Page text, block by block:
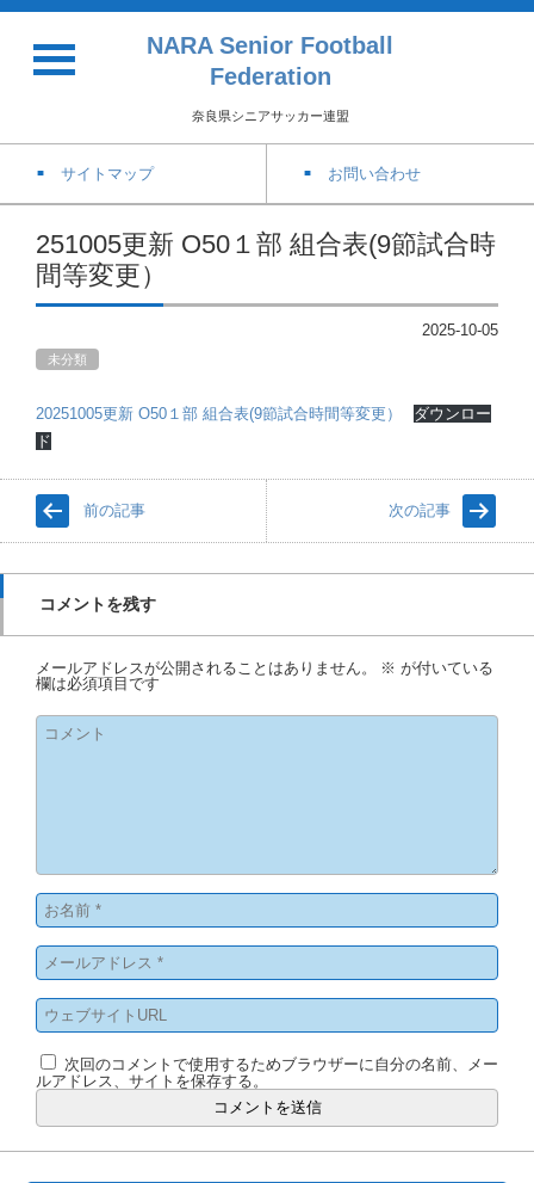
NARA Senior Football
Federation
奈良県シニアサッカー連盟
サイトマップ お問い合わせ
251005更新 O50１部 組合表(9節試合時
間等変更）
2025-10-05
未分類
20251005更新 O50１部 組合表(9節試合時間等変更）
ダウンロー
ド
前の記事 次の記事
コメントを残す
メールアドレスが公開されることはありません。 ※ が付いている
欄は必須項目です
次回のコメントで使用するためブラウザーに自分の名前、メー
ルアドレス、サイトを保存する。